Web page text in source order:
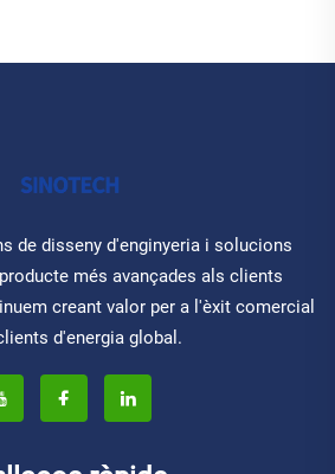
de disseny d'enginyeria i solucions
més avançades als clients
creant valor per a l'èxit comercial
d'energia global.